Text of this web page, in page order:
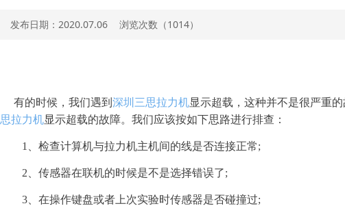
发布日期：2020.07.06 浏览次数（1014）
有的时候，我们遇到 深圳三思拉力机显示超载，这种并不是很严重
思拉力机显示超载的故障。我们应该按如下思路进行排查：
1、检查计算机与拉力机主机间的线是否连接正常;
2、传感器在联机的时候是不是选择错误了;
3、在操作键盘或者上次实验时传感器是否碰撞过;